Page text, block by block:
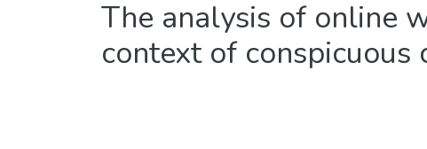
The analysis of online
context of conspicuous